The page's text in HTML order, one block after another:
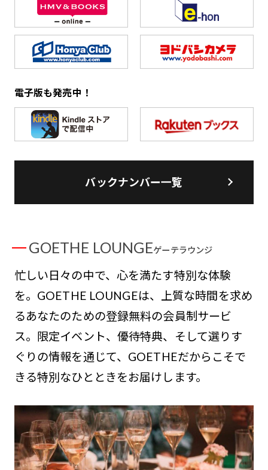
電子版も発売中！
バックナンバー一覧
GOETHE LOUNGEゲーテラウンジ
忙しい日々の中で、心を満たす特別な体験
を。GOETHE LOUNGEは、上質な時間を求め
るあなたのための登録無料の会員制サービ
ス。限定イベント、優待特典、そして選りす
ぐりの情報を通じて、GOETHEだからこそで
きる特別なひとときをお届けします。